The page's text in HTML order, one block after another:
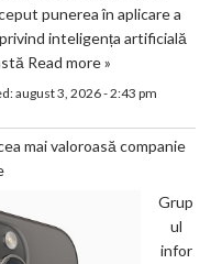
punerea în aplicare a
inteligența artificială
Read more »
august 3, 2026 - 2:43 pm
mai valoroasă companie
Grup
ul
infor